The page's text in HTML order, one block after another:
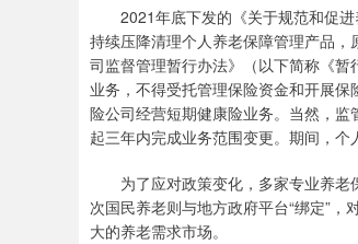
2021年底下发的《关于规范和促进
持续压降清理个人养老保障管理产品
司监督管理暂行办法》（以下简称《
业务，不得受托管理保险资金和开展保
险公司经营短期健康险业务。当然，
起三年内完成业务范围变更。期间，个
为了应对政策变化，多家专业养老
次国民养老则与地方政府平台“绑定”
大的养老需求市场。